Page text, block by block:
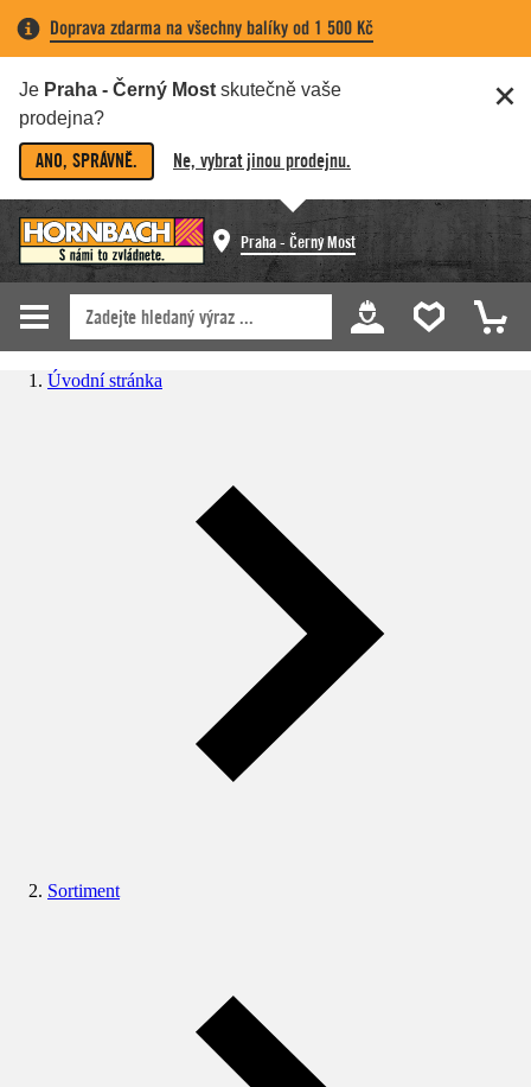
Doprava zdarma na všechny balíky od 1 500 Kč
Je Praha - Černý Most skutečně vaše
prodejna?
ANO, SPRÁVNĚ. Ne, vybrat jinou prodejnu.
Praha - Černý Most
Úvodní stránka
Sortiment